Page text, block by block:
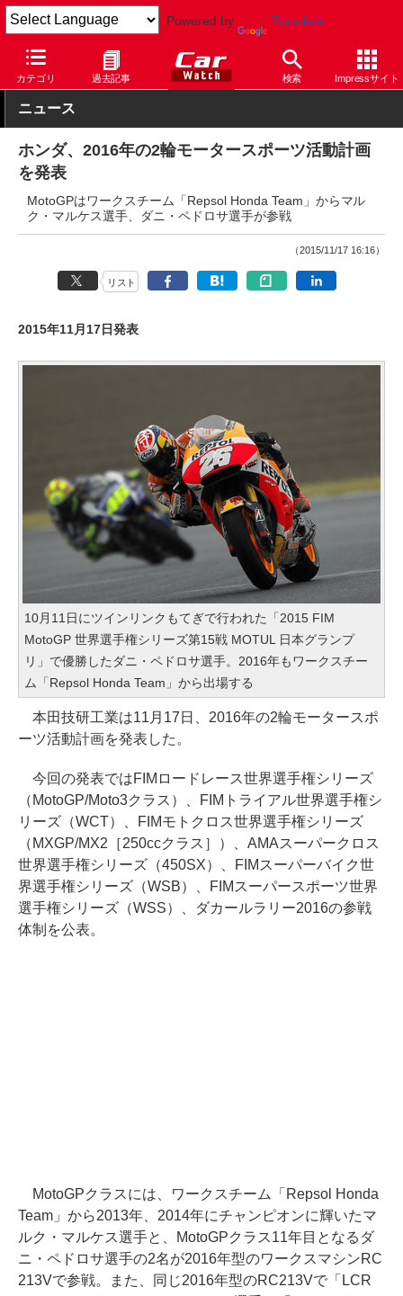
Powered by Translate
カテゴリ 過去記事 検索 Impressサイト
Car Watch モーターサイクル ホンダ
ニュース
ホンダ、2016年の2輪モータースポーツ活動計画
を発表
MotoGPはワークスチーム「Repsol Honda Team」からマル
ク・マルケス選手、ダニ・ペドロサ選手が参戦
（2015/11/17 16:16）
リスト
2015年11月17日発表
10月11日にツインリンクもてぎで行われた「2015 FIM
MotoGP 世界選手権シリーズ第15戦 MOTUL 日本グランプ
リ」で優勝したダニ・ペドロサ選手。2016年もワークスチー
ム「Repsol Honda Team」から出場する
本田技研工業は11月17日、2016年の2輪モータースポ
ーツ活動計画を発表した。
今回の発表ではFIMロードレース世界選手権シリーズ
（MotoGP/Moto3クラス）、FIMトライアル世界選手権シ
リーズ（WCT）、FIMモトクロス世界選手権シリーズ
（MXGP/MX2［250ccクラス］）、AMAスーパークロス
世界選手権シリーズ（450SX）、FIMスーパーバイク世
界選手権シリーズ（WSB）、FIMスーパースポーツ世界
選手権シリーズ（WSS）、ダカールラリー2016の参戦
体制を公表。
MotoGPクラスには、ワークスチーム「Repsol Honda
Team」から2013年、2014年にチャンピオンに輝いたマ
ルク・マルケス選手と、MotoGPクラス11年目となるダ
ニ・ペドロサ選手の2名が2016年型のワークスマシンRC
213Vで参戦。また、同じ2016年型のRC213Vで「LCR